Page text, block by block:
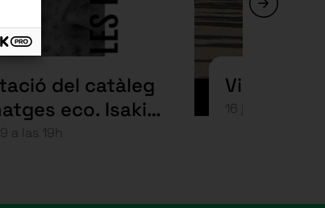
del catàleg
eco. Isaki
a las 19h
Visions
16 junio 2019 a